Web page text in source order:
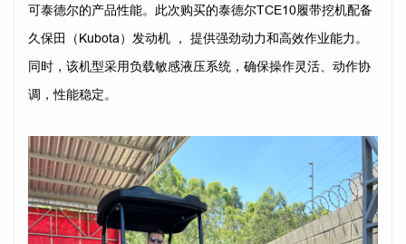
可泰德尔的产品性能。此次购买的泰德尔TCE10履带挖机配备
久保田（Kubota）发动机 ， 提供强劲动力和高效作业能力。
同时，该机型采用负载敏感液压系统，确保操作灵活、动作协
调，性能稳定。